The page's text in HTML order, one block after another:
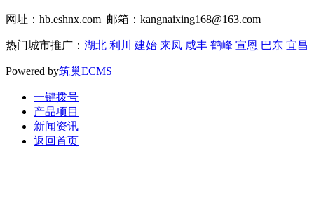
网址：hb.eshnx.com 邮箱：kangnaixing168@163.com
热门城市推广： 湖北 利川 建始 来凤 咸丰 鹤峰 宣恩 巴东 宜昌
Powered by筑巢ECMS
一键拨号
产品项目
新闻资讯
返回首页